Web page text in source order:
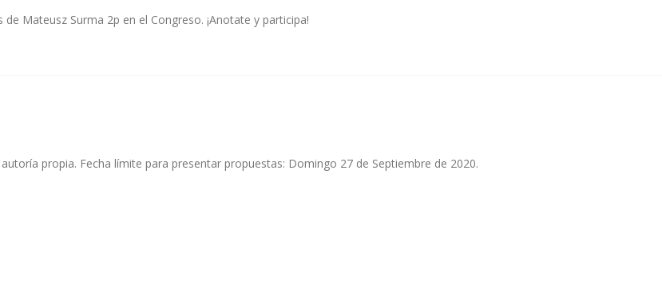
Mateusz Surma 2p en el Congreso. ¡Anotate y participa!
propia. Fecha límite para presentar propuestas: Domingo 27 de Septiembre de 2020.